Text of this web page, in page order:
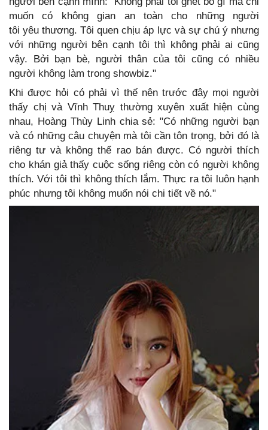
muốn có không gian an toàn cho những người
tôi yêu thương. Tôi quen chịu áp lực và sự chú ý nhưng
với những người bên cạnh tôi thì không phải ai cũng
vậy. Bởi bạn bè, người thân của tôi cũng có nhiều
người không làm trong showbiz."
Khi được hỏi có phải vì thế nên trước đây mọi người
thấy chị và Vĩnh Thuỵ thường xuyên xuất hiện cùng
nhau, Hoàng Thùy Linh chia sẻ: "Có những người bạn
và có những câu chuyện mà tôi cần tôn trọng, bởi đó là
riêng tư và không thể rao bán được. Có người thích
cho khán giả thấy cuộc sống riêng còn có người không
thích. Với tôi thì không thích lắm. Thực ra tôi luôn hạnh
phúc nhưng tôi không muốn nói chi tiết về nó."